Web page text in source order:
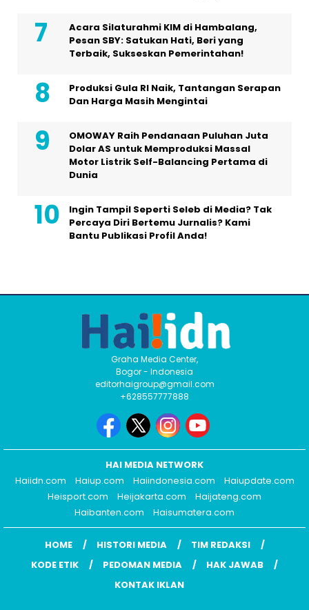
Acara Silaturahmi KIM di Hambalang,
Pesan SBY: Satukan Hati, Beri yang
Terbaik, Sukseskan Pemerintahan!
Produksi Gula RI Naik, Tantangan Serapan
Dan Harga Masih Mengintai
OMOWAY Raih Pendanaan Puluhan Juta
Dolar AS untuk Memproduksi Massal
Motor Listrik Self-Balancing Pertama di
Dunia
Ingin Tampil Seperti Seleb di Media? Tak
Percaya Diri Bertemu Jurnalis? Kami
Bantu Publikasi Profil Anda!
Graha Media Center,
Bogor - Indonesia
editorhaigroup@gmail.com
+628557777888
HAI MEDIA NETWORK
Haiidn.com
Haiup.com Haiindonesia.com
Haiupdate.com
Heisport.com
Heijakarta.com
Haijateng.com
Haibanten.com
Haisumatera.com
HOME HISTORI MEDIA
TIM REDAKSI
KODE ETIK
PEDOMAN MEDIA
HAK JAWAB
KONTAK IKLAN